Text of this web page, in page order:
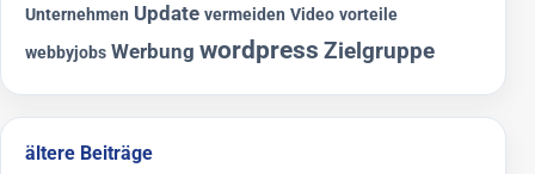
Unternehmen Update vermeiden Video vorteile
webbyjobs Werbung wordpress Zielgruppe
ältere Beiträge